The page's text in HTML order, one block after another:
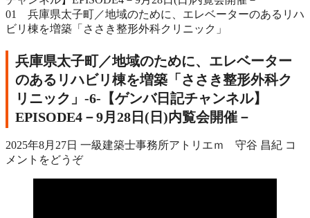
01 兵庫県太子町／地域のために、エレベーターのあるリハ
ビリ棟を増築「ささき整形外科クリニック」
兵庫県太子町／地域のために、エレベーター
のあるリハビリ棟を増築「ささき整形外科ク
リニック」‐6‐【ゲンバ日記チャンネル】
EPISODE4－9月28日(日)内覧会開催－
2025年8月27日 一級建築士事務所アトリエｍ 守谷 昌紀 コ
メントをどうぞ